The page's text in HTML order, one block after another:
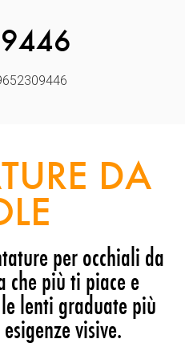
DA
per occhiali da
che più ti piace e
lenti graduate più
visive.